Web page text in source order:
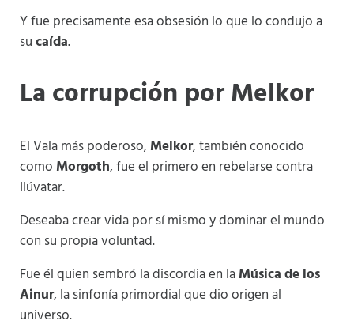
Y fue precisamente esa obsesión lo que lo condujo a
sucaída.
La corrupción por Melkor
El Vala más poderoso, Melkor, también conocido
como Morgoth, fue el primero en rebelarse contra
Ilúvatar.
Deseaba crear vida por sí mismo y dominar el mundo
con su propia voluntad.
Fue él quien sembró la discordia en laMúsica de los
Ainur, la sinfonía primordial que dio origen al
universo.